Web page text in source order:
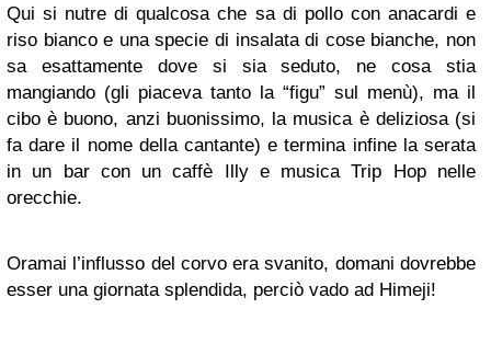
Qui si nutre di qualcosa che sa di pollo con anacardi e
riso bianco e una specie di insalata di cose bianche, non
sa esattamente dove si sia seduto, ne cosa stia
mangiando (gli piaceva tanto la “figu” sul menù), ma il
cibo è buono, anzi buonissimo, la musica è deliziosa (si
fa dare il nome della cantante) e termina infine la serata
in un bar con un caffè Illy e musica Trip Hop nelle
orecchie.
Oramai l’influsso del corvo era svanito, domani dovrebbe
esser una giornata splendida, perciò vado ad Himeji!